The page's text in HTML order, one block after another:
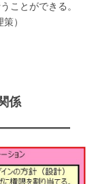
ことができる。
）
係